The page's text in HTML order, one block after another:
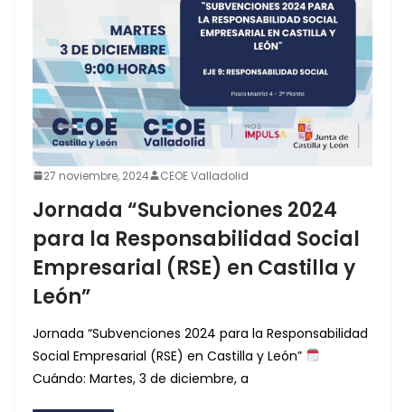
27 noviembre, 2024 CEOE Valladolid
Jornada “Subvenciones 2024
para la Responsabilidad Social
Empresarial (RSE) en Castilla y
León”
Jornada “Subvenciones 2024 para la Responsabilidad
Social Empresarial (RSE) en Castilla y León”
Cuándo: Martes, 3 de diciembre, a